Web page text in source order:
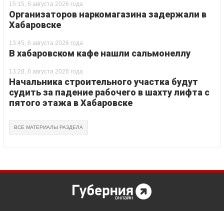
15:15, 6 августа 2026 года
Организаторов наркомагазина задержали в
Хабаровске
13:45, 6 августа 2026 года
В хабаровском кафе нашли сальмонеллу
13:28, 6 августа 2026 года
Начальника строительного участка будут
судить за падение рабочего в шахту лифта с
пятого этажа в Хабаровске
ВСЕ МАТЕРИАЛЫ РАЗДЕЛА